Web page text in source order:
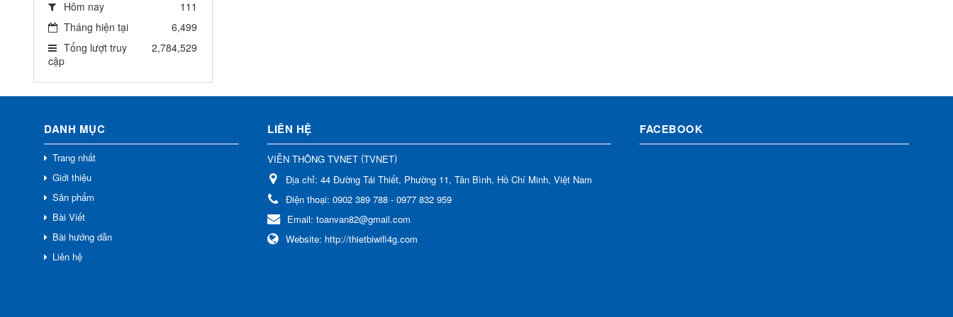
Hôm nay
111
Tháng hiện tại
6,499
Tổng lượt truy
cập
2,784,529
DANH MỤC
Trang nhất
Giới thiệu
Sản phẩm
Bài Viết
Bài hướng dẫn
Liên hệ
LIÊN HỆ
VIỄN THÔNG TVNET (TVNET)
Địa chỉ: 44 Đường Tái Thiết, Phường 11, Tân Bình, Hồ Chí Minh, Việt Nam
Điện thoại: 0902 389 788 - 0977 832 959
Email: toanvan82@gmail.com
Website: http://thietbiwifi4g.com
FACEBOOK